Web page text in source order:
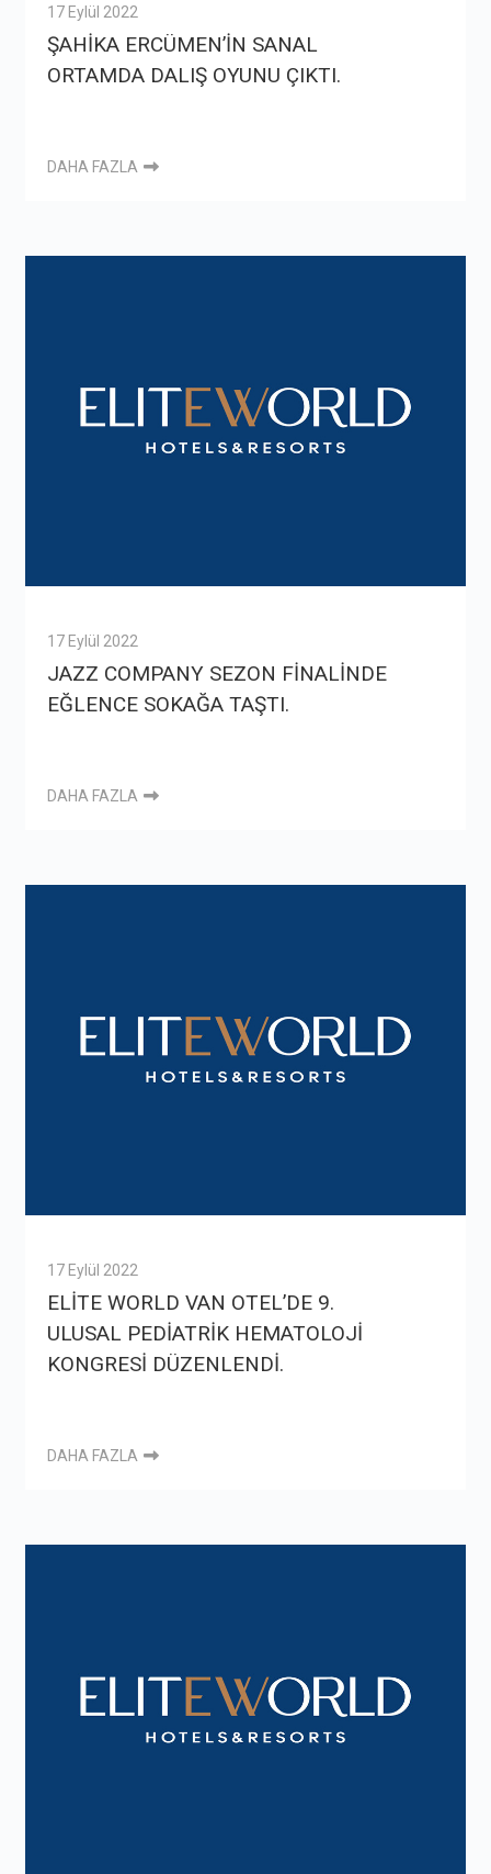
17 Eylül 2022
ŞAHİKA ERCÜMEN’İN SANAL
ORTAMDA DALIŞ OYUNU ÇIKTI.
DAHA FAZLA
17 Eylül 2022
JAZZ COMPANY SEZON FİNALİNDE
EĞLENCE SOKAĞA TAŞTI.
DAHA FAZLA
17 Eylül 2022
ELİTE WORLD VAN OTEL’DE 9.
ULUSAL PEDİATRİK HEMATOLOJİ
KONGRESİ DÜZENLENDİ.
DAHA FAZLA